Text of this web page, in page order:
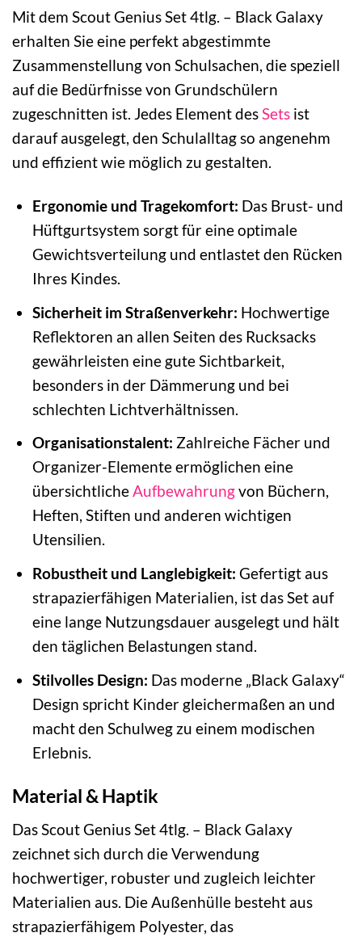
Mit dem Scout Genius Set 4tlg. – Black Galaxy
erhalten Sie eine perfekt abgestimmte
Zusammenstellung von Schulsachen, die speziell
auf die Bedürfnisse von Grundschülern
zugeschnitten ist. Jedes Element des Sets ist
darauf ausgelegt, den Schulalltag so angenehm
und effizient wie möglich zu gestalten.
Ergonomie und Tragekomfort: Das Brust- und
Hüftgurtsystem sorgt für eine optimale
Gewichtsverteilung und entlastet den Rücken
Ihres Kindes.
Sicherheit im Straßenverkehr: Hochwertige
Reflektoren an allen Seiten des Rucksacks
gewährleisten eine gute Sichtbarkeit,
besonders in der Dämmerung und bei
schlechten Lichtverhältnissen.
Organisationstalent: Zahlreiche Fächer und
Organizer-Elemente ermöglichen eine
übersichtlicheAufbewahrungvon Büchern,
Heften, Stiften und anderen wichtigen
Utensilien.
Robustheit und Langlebigkeit: Gefertigt aus
strapazierfähigen Materialien, ist das Set auf
eine lange Nutzungsdauer ausgelegt und hält
den täglichen Belastungen stand.
Stilvolles Design: Das moderne „Black Galaxy“
Design spricht Kinder gleichermaßen an und
macht den Schulweg zu einem modischen
Erlebnis.
Material & Haptik
Das Scout Genius Set 4tlg. – Black Galaxy
zeichnet sich durch die Verwendung
hochwertiger, robuster und zugleich leichter
Materialien aus. Die Außenhülle besteht aus
strapazierfähigem Polyester, das